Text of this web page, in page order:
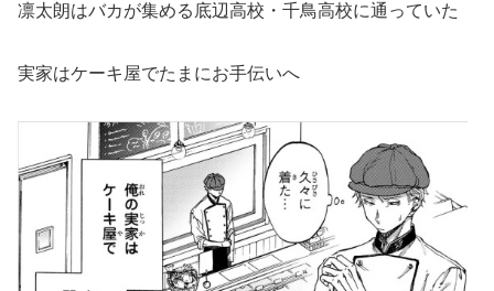
凛太朗はバカが集める底辺高校・千鳥高校に通っていた
実家はケーキ屋でたまにお手伝いへ